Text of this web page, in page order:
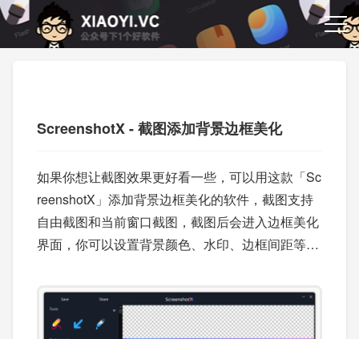
ScreenshotX - 截图添加背景边框美化
如果你想让截图效果更好看一些，可以用这款「Sc
reenshotX」添加背景边框美化的软件，截图支持
自由截图和当前窗口截图，截图后会进入边框美化
界面，你可以设置背景颜色、水印、边框间距等样
具。